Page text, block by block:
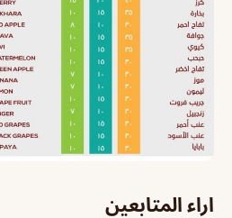
اراء المتابعين